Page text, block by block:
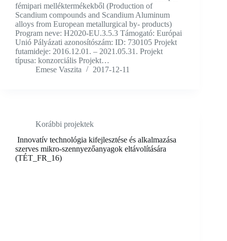
fémipari melléktermékekből (Production of
Scandium compounds and Scandium Aluminum
alloys from European metallurgical by- products)
Program neve: H2020-EU.3.5.3 Támogató: Európai
Unió Pályázati azonosítószám: ID: 730105 Projekt
futamideje: 2016.12.01. – 2021.05.31. Projekt
típusa: konzorciális Projekt…
Emese Vaszita
2017-12-11
Korábbi projektek
Innovatív technológia kifejlesztése és alkalmazása
szerves mikro-szennyezőanyagok eltávolítására
(TÉT_FR_16)